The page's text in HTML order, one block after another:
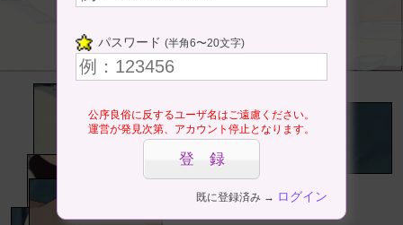
パスワード (半角6〜20文字)
公序良俗に反するユーザ名はご遠慮ください。
運営が発見次第、アカウント停止となります。
既に登録済み → ログイン